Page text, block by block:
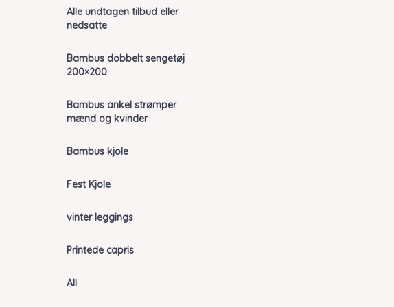
Alle undtagen tilbud eller
nedsatte
Bambus dobbelt sengetøj
200×200
Bambus ankel strømper
mænd og kvinder
Bambus kjole
Fest Kjole
vinter leggings
Printede capris
All